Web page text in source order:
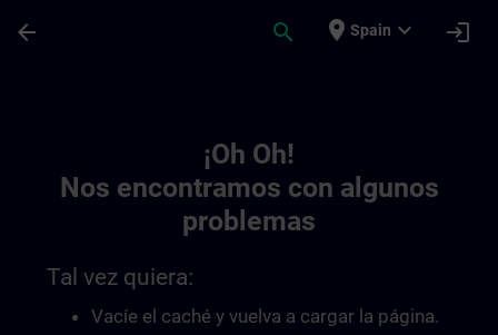
arrow_back search place Spain expand_more login
¡Oh Oh!
Nos encontramos con algunos
problemas
Tal vez quiera:
Vacíe el caché y vuelva a cargar la página.